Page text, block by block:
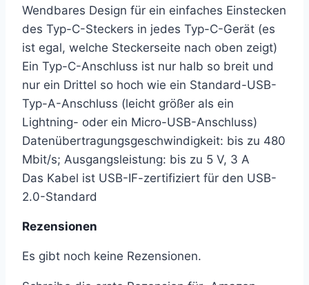
Wendbares Design für ein einfaches Einstecken
des Typ-C-Steckers in jedes Typ-C-Gerät (es
ist egal, welche Steckerseite nach oben zeigt)
Ein Typ-C-Anschluss ist nur halb so breit und
nur ein Drittel so hoch wie ein Standard-USB-
Typ-A-Anschluss (leicht größer als ein
Lightning- oder ein Micro-USB-Anschluss)
Datenübertragungsgeschwindigkeit: bis zu 480
Mbit/s; Ausgangsleistung: bis zu 5 V, 3 A
Das Kabel ist USB-IF-zertifiziert für den USB-
2.0-Standard
Rezensionen
Es gibt noch keine Rezensionen.